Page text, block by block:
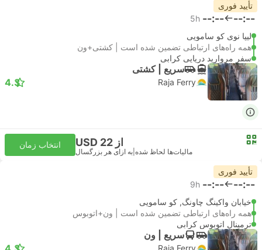
تأیید فوری
--:--
--:--
5h
لیپا نوی کو سامویی
همه راه‌های ارتباطی تضمین شده است | کشتی+ون
سفر مروارید دریایی کرابی
سریع | کشتی
Raja Ferry
4.3
از USD 22
مالیات‌ها لحاظ شده به ازای هر بزرگسال
انتخاب زمان
تأیید فوری
--:--
--:--
9h
خیابان واکینگ چاونگ, کو سامویی
همه راه‌های ارتباطی تضمین شده است | ون+اتوبوس
ترمینال اتوبوس کرابی
سریع | ون
Raja Ferry